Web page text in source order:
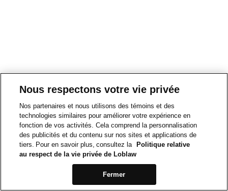
Nous respectons votre vie privée
Nos partenaires et nous utilisons des témoins et des
technologies similaires pour améliorer votre expérience en
fonction de vos activités. Cela comprend la personnalisation
des publicités et du contenu sur nos sites et applications de
tiers. Pour en savoir plus, consultez la
Politique relative
au respect de la vie privée de Loblaw
Fermer